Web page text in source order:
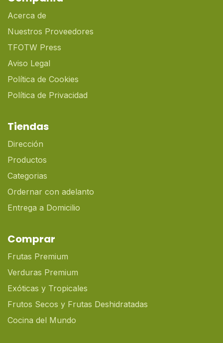
Acerca de
Nuestros Proveedores
TFOTW Press
Aviso Legal
Política de Cookies
Política de Privacidad
Tiendas
Dirección
Productos
Categorias
Ordernar con adelanto
Entrega a Domicilio
Comprar
Frutas Premium
Verduras Premium
Exóticas y Tropicales
Frutos Secos y Frutas Deshidratadas
Cocina del Mundo